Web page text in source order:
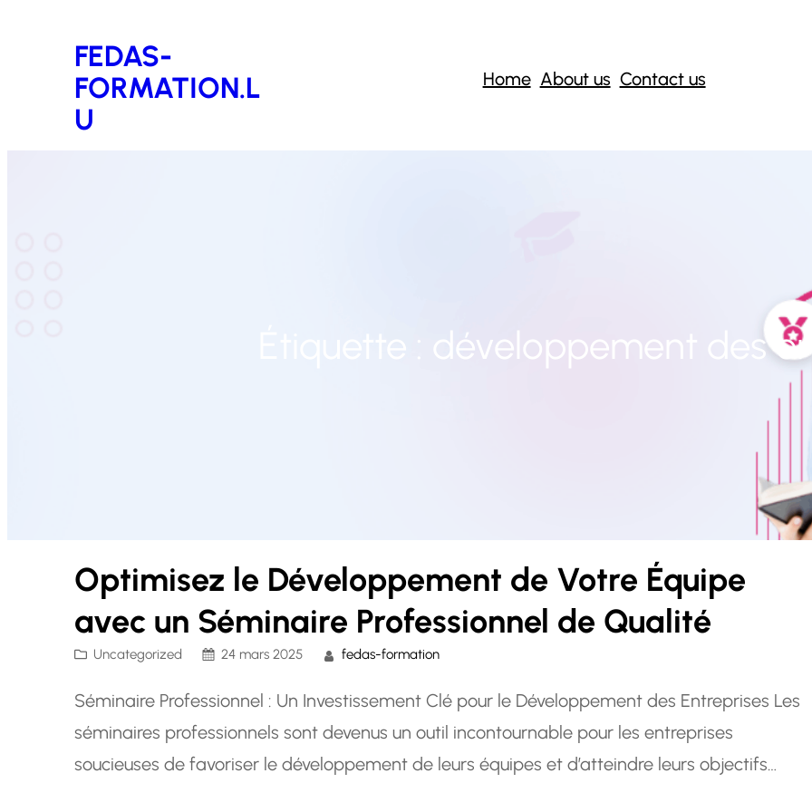
FEDAS-
FORMATION.L
U
Home About us Contact us
Étiquette : développement des
Optimisez le Développement de Votre Équipe
avec un Séminaire Professionnel de Qualité
Uncategorized 24 mars 2025 fedas-formation
Séminaire Professionnel : Un Investissement Clé pour le Développement des Entreprises Les
séminaires professionnels sont devenus un outil incontournable pour les entreprises
soucieuses de favoriser le développement de leurs équipes et d’atteindre leurs objectifs